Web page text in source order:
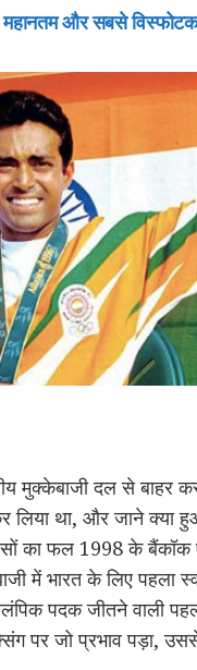
और सबसे
दल से बाहर
था, और जाने क्या
का फल 1998 के बैंकॉक
में भारत के लिए पहला
पदक जीतने वाली
पर जो प्रभाव पड़ा,